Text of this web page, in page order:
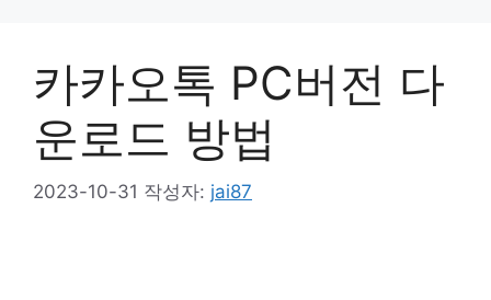
카카오톡 PC버전 다
운로드 방법
2023-10-31 작성자: jai87